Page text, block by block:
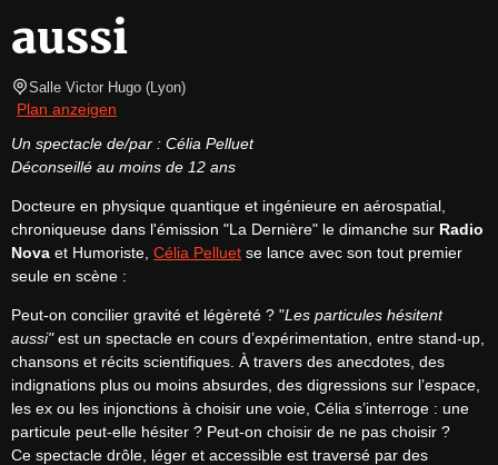
aussi
Salle Victor Hugo (Lyon)
Plan anzeigen
Un spectacle de/par : Célia Pelluet
Déconseillé au moins de 12 ans
Docteure en physique quantique et ingénieure en aérospatial,
chroniqueuse dans l'émission "La Dernière" le dimanche sur Radio
Nova et Humoriste, Célia Pelluet se lance avec son tout premier
seule en scène :
Peut-on concilier gravité et légèreté ? "Les particules hésitent
aussi" est un spectacle en cours d’expérimentation, entre stand-up,
chansons et récits scientifiques. À travers des anecdotes, des
indignations plus ou moins absurdes, des digressions sur l’espace,
les ex ou les injonctions à choisir une voie, Célia s’interroge : une
particule peut-elle hésiter ? Peut-on choisir de ne pas choisir ?
Ce spectacle drôle, léger et accessible est traversé par des